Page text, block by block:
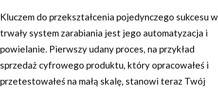
Kluczem do przekształcenia pojedynczego sukcesu w
trwały system zarabiania jest jego automatyzacja i
powielanie. Pierwszy udany proces, na przykład
sprzedaż cyfrowego produktu, który opracowałeś i
przetestowałeś na małą skalę, stanowi teraz Twój